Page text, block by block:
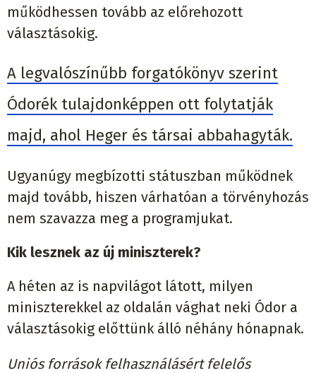
működhessen tovább az előrehozott
választásokig.
A legvalószínűbb forgatókönyv szerint
Ódorék tulajdonképpen ott folytatják
majd, ahol Heger és társai abbahagyták.
Ugyanúgy megbízotti státuszban működnek
majd tovább, hiszen várhatóan a törvényhozás
nem szavazza meg a programjukat.
Kik lesznek az új miniszterek?
A héten az is napvilágot látott, milyen
miniszterekkel az oldalán vághat neki Ódor a
választásokig előttünk álló néhány hónapnak.
Uniós források felhasználásért felelős